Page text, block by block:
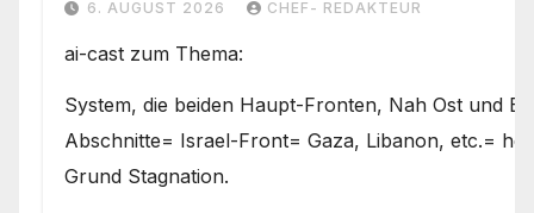
6. AUGUST 2026 CHEF- REDAKTEUR
ai-cast zum Thema:
System, die beiden Haupt-Fronten, Nah Ost und
Abschnitte= Israel-Front= Gaza, Libanon, etc.=
Grund Stagnation.